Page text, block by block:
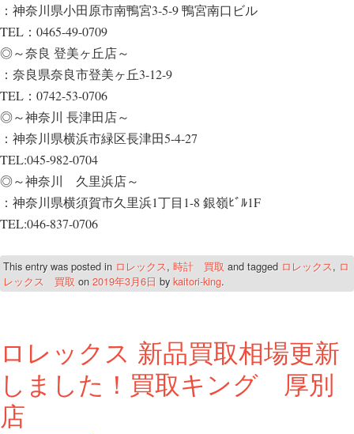
：神奈川県小田原市南鴨宮3-5-9 鴨宮南口ビル
TEL：0465-49-0709
◎～奈良 登美ヶ丘店～
：奈良県奈良市登美ヶ丘3-12-9
TEL：0742-53-0706
◎～神奈川 長津田店～
：神奈川県横浜市緑区長津田5-4-27
TEL:045-982-0704
◎～神奈川 久里浜店～
：神奈川県横須賀市久里浜1丁目1-8 銀嶺ﾋﾞﾙ1F
TEL:046-837-0706
This entry was posted in ロレックス, 時計 買取 and tagged ロレックス, ロ
レックス 買取 on 2019年3月6日 bykaitori-king.
ロレックス 新品買取相場更新
しました！買取キング 厚別
店